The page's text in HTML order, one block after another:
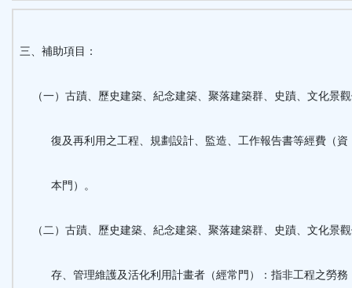
三、補助項目：
（一）古蹟、歷史建築、紀念建築、聚落建築群、史蹟、文化景
復及再利用之工程、規劃設計、監造、工作報告書等經費（資
本門）。
（二）古蹟、歷史建築、紀念建築、聚落建築群、史蹟、文化景
存、管理維護及活化利用計畫者（經常門）：指非工程之勞務